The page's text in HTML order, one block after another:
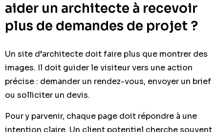
aider un architecte à recevoir
plus de demandes de projet ?
Un site d’architecte doit faire plus que montrer des
images. Il doit guider le visiteur vers une action
précise : demander un rendez-vous, envoyer un brief
ou solliciter un devis.
Pour y parvenir, chaque page doit répondre à une
intention claire. Un client potentiel cherche souvent